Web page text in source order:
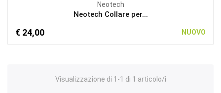
Neotech
Neotech Collare per...
€ 24,00 NUOVO
Visualizzazione di 1-1 di 1 articolo/i